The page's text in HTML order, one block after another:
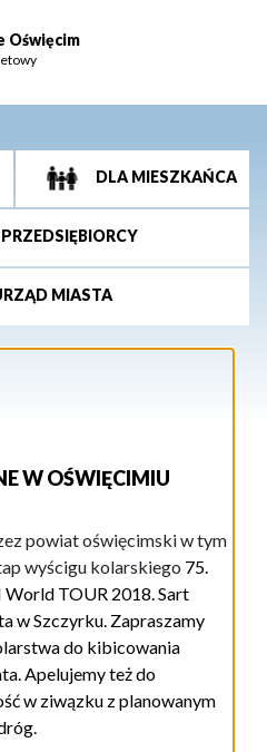
Oświęcim
DLA MIESZKAŃCA
MIASTA
W OŚWIĘCIMIU
powiat oświęcimski w tym
wyścigu kolarskiego 75.
World TOUR 2018. Sart
w Szczyrku. Zapraszamy
do kibicowania
Apelujemy też do
w ziwązku z planowanym